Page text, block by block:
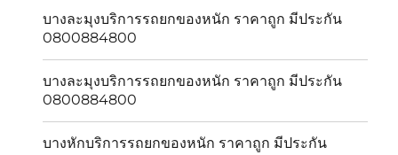
บางละมุงบริการรถยกของหนัก ราคาถูก มีประกัน
0800884800
บางละมุงบริการรถยกของหนัก ราคาถูก มีประกัน
0800884800
บางหักบริการรถยกของหนัก ราคาถูก มีประกัน